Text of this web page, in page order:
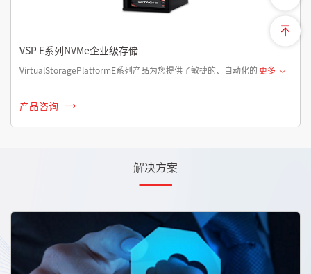
VSP E系列NVMe企业级存储
VirtualStoragePlatformE系列产品为您提供了敏捷的、自动化的更多
产品咨询
解决方案